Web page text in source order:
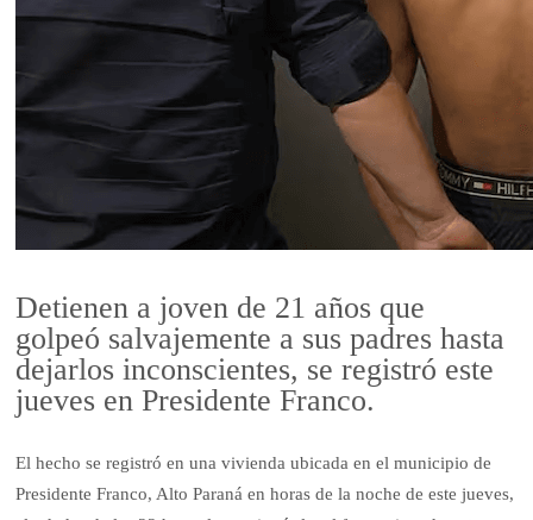
Detienen a joven de 21 años que
golpeó salvajemente a sus padres hasta
dejarlos inconscientes, se registró este
jueves en Presidente Franco.
El hecho se registró en una vivienda ubicada en el municipio de
Presidente Franco, Alto Paraná en horas de la noche de este jueves,